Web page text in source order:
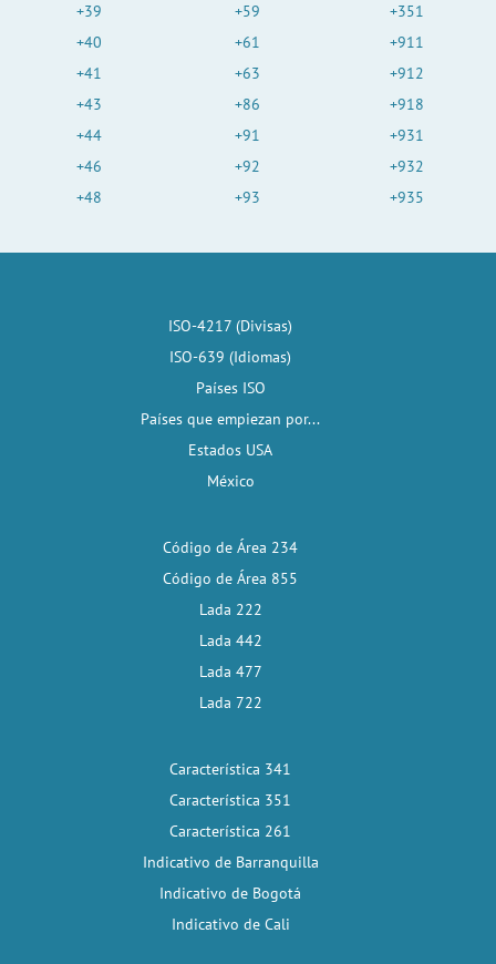
+39
+40
+41
+43
+44
+46
+48
+59
+61
+63
+86
+91
+92
+93
+351
+911
+912
+918
+931
+932
+935
ISO-4217 (Divisas)
ISO-639 (Idiomas)
Países ISO
Países que empiezan por...
Estados USA
México
Código de Área 234
Código de Área 855
Lada 222
Lada 442
Lada 477
Lada 722
Característica 341
Característica 351
Característica 261
Indicativo de Barranquilla
Indicativo de Bogotá
Indicativo de Cali